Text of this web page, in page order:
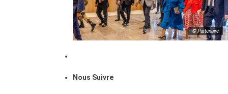
© Partenaire
Nous Suivre